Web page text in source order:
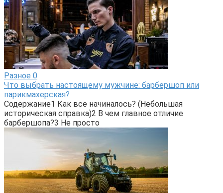
Разное 0
Что выбрать настоящему мужчине: барбершоп или
парикмахерская?
Содержание1 Как все начиналось? (Небольшая
историческая справка)2 В чем главное отличие
барбершопа?3 Не просто